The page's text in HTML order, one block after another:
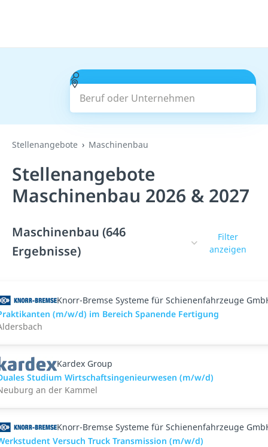
Beruf oder Unternehmen
Suchen
Stellenangebote Maschinenbau
Stellenangebote
Maschinenbau 2026 & 2027
Maschinenbau (646
Ergebnisse)
Filter
anzeigen
Knorr-Bremse Systeme für Schienenfahrzeuge
(m/w/d) im Bereich Spanende Fertigung
Kardex Group
Studium Wirtschaftsingenieurwesen (m/w/d)
an der Kammel
Knorr-Bremse Systeme für Schienenfahrzeuge
Versuch Truck Transmission (m/w/d)